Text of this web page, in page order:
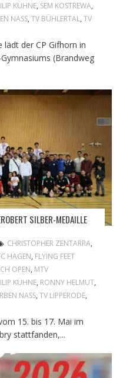
KÜHNE, SEM KOSTREWA,
NASS, TV BÜHLERTAL, TV
der CP Gifhorn in
(Brandweg
SILBER-MEDAILLE
CHRISTOPHER ZENTARRA,
HAGEN, FLYING FEET
OPEN, MTV
KÜHNE, RONNY HELMUT,
NASS, TV LIPPERODE,
15. bis 17. Mai im
stattfanden,...